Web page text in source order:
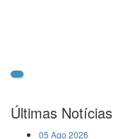
Últimas Notícias
05 Ago 2026